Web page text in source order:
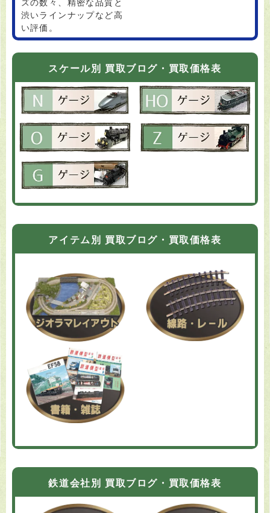
ズの数々、精密な品質と
渋いラインナップなど高
い評価。
スケール別 買取ブログ・買取価格表
アイテム別 買取ブログ・買取価格表
鉄道会社別 買取ブログ・買取価格表